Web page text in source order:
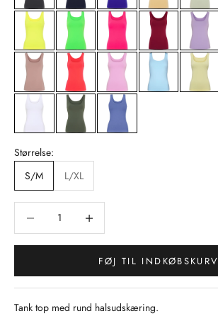
Størrelse:
S/M
L/XL
FØJ TIL INDKØBSKURV
Tank top med rund halsudskæring.